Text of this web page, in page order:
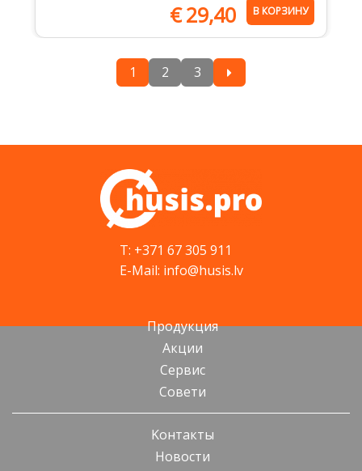
€29,40 В КОРЗИНУ
1 2 3
T: +371 67 305 911
E-Mail: info@husis.lv
Продукция
Акции
Cервис
Cовети
Kонтакты
Новости